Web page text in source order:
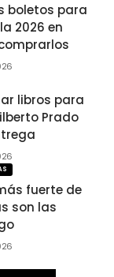
boletos para
2026 en
libros para
Prado
fuerte de
son las